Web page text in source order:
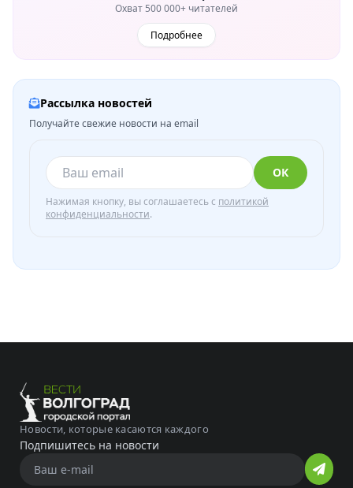
Охват 500 000+ читателей
Подробнее
Рассылка новостей
Получайте свежие новости на email
ОК
Нажимая кнопку, вы соглашаетесь с политикой
конфиденциальности.
Новости, которые касаются каждого
Подпишитесь на новости